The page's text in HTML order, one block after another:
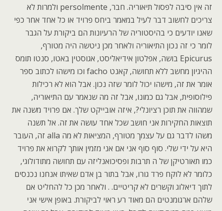
זה אין סיבה לפסול תיאוריה. חבר, persolmente ולמרות לא
צריכים לחשוב דבר לעיל במאמר ביחס פרויד או כל אחד אחר כפי
שאנו יודעים כי בהיסטוריה של הרעיונות הם ביקורת על הגבר
לומר כי זה נכון התיאוריה ולאחר מכן ניטשה היה מטורף,
Epicurus בושה, אפלטון אידיאליסט, אגוסטין באטו, סנטו תומס
ההיגיון מחשב ללא תחושה, קאנט facho וכו מישהו לכתוב ספר
אומר את זה, מישהו יכול לומר שזה נכון. אבל הוא לא רכילות
פילוסופית, אבל גם כמונו, אבל זה מה שנאמר עם התיאוריה,
שמהווה את תוכן רציונלי?, איזה אובייקט שלך. אם פרויד משנה את
תוצאות החקירות אני חושב שכל אחד עושה את זה. אל תשנה
משהו לדבר גם על עצמך מטורף, המציאות לא מה alla זה, העובר
היא על ידי שלי. סוף סוף אני אם אני מזמין אותך לקרוא את פרויד
כמו תאורטיקן של ה תרבות ופסיכואנליזה עם תחושה מתודולוגי,
כלומר לא לוקח פרד גורו, אבל בתור בן אדם שאיתו אנחנו נכנסים
לתוך דיאלוג וקשרים לא קריטיים. . ולאחר מכן כל להחליט אם
שלהם ארגומנטים הם מאוד רע ראוי לביקורת. באופן אישי אני